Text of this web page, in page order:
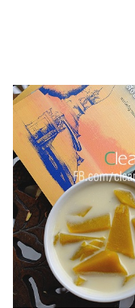
ไร
ตี้
แต่งงาน
แม่
และ
เด็ก
สัตว์
เลี้ยง
Infographic